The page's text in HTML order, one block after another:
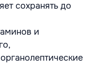
сохранять до
и